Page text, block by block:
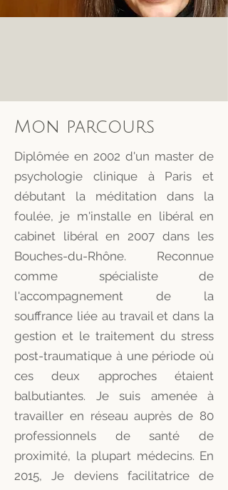
Mon parcours
Diplômée en 2002 d'un master de
psychologie clinique à Paris et
débutant la méditation dans la
foulée, je m'installe en libéral en
cabinet libéral en 2007 dans les
Bouches-du-Rhône. Reconnue
comme spécialiste de
l'accompagnement de la
souffrance liée au travail et dans la
gestion et le traitement du stress
post-traumatique à une période où
ces deux approches étaient
balbutiantes. Je suis amenée à
travailler en réseau auprès de 80
professionnels de santé de
proximité, la plupart médecins. En
2015, Je deviens facilitatrice de